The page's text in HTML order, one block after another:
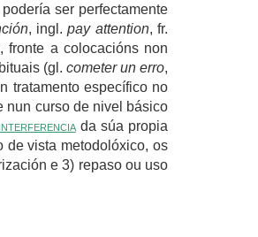
ser perfectamente
, ingl.pay attention, fr.
fronte a colocacións non
(gl. cometer un erro,
tratamento específico no
nun curso de nivel básico
interferenciada súa propia
de vista metodolóxico, os
e 3) repaso ou uso